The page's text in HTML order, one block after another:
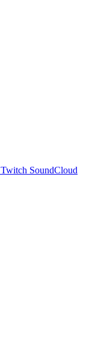
Twitch SoundCloud